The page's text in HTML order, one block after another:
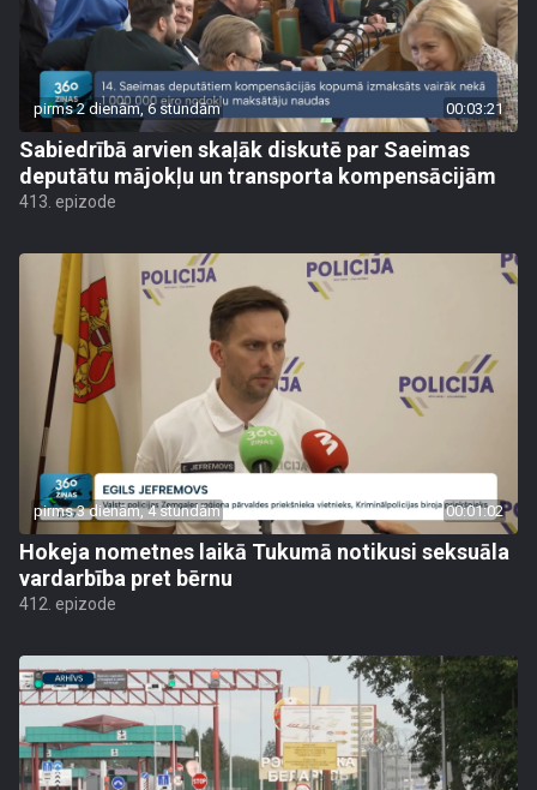
pirms 2 dienām, 6 stundām 00:03:21
Sabiedrībā arvien skaļāk diskutē par Saeimas
deputātu mājokļu un transporta kompensācijām
413. epizode
pirms 3 dienām, 4 stundām 00:01:02
Hokeja nometnes laikā Tukumā notikusi seksuāla
vardarbība pret bērnu
412. epizode